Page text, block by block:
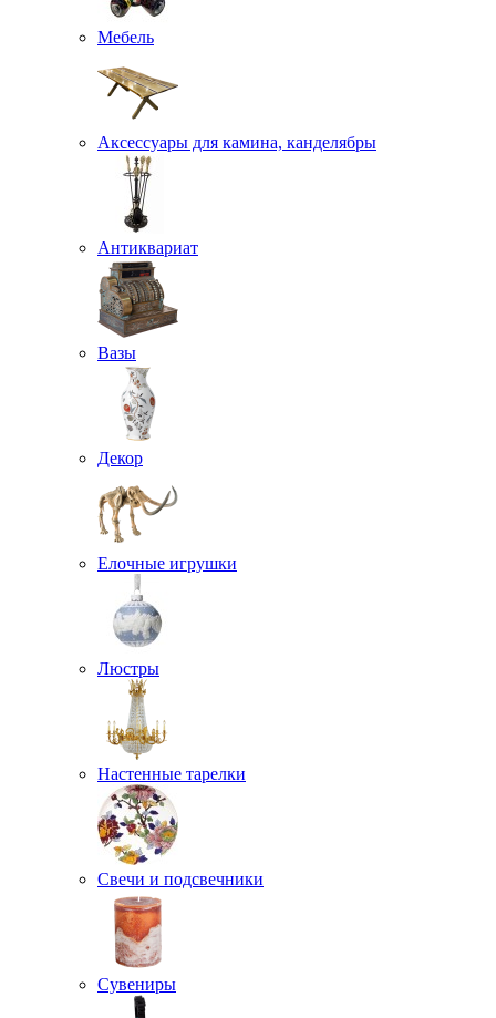
Мебель
Аксессуары для камина, канделябры
Антиквариат
Вазы
Декор
Елочные игрушки
Люстры
Настенные тарелки
Свечи и подсвечники
Сувениры